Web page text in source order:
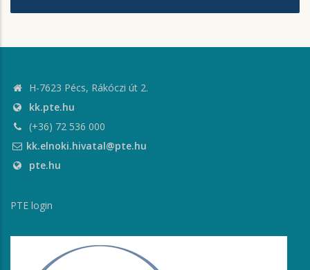
H-7623 Pécs, Rákóczi út 2.
kk.pte.hu
(+36) 72 536 000
kk.elnoki.hivatal@pte.hu
pte.hu
PTE login